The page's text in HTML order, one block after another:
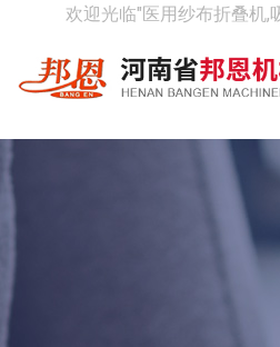
欢迎光临"医用纱布折叠机,